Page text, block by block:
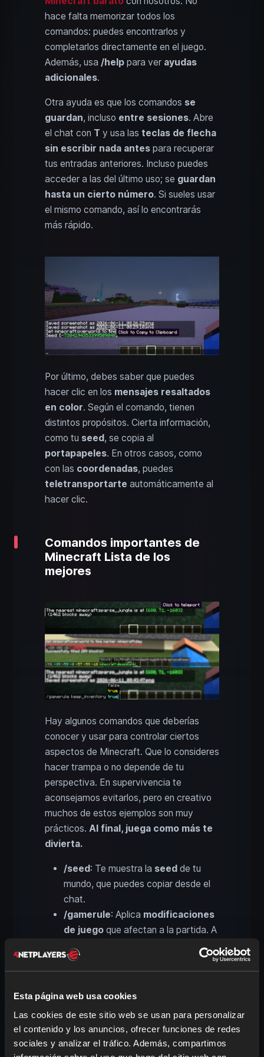
Esta página web usa cookies
Las cookies de este sitio web se usan para personalizar
el contenido y los anuncios, ofrecer funciones de redes
sociales y analizar el tráfico. Además, compartimos
hace falta memorizar todos los
comandos: puedes encontrarlos y
completarlos directamente en el juego.
Además, usa /help para ver ayudas
adicionales.
Otra ayuda es que los comandos se
guardan, incluso entre sesiones. Abre
el chat con T y usa las teclas de flecha
sin escribir nada antes para recuperar
tus entradas anteriores. Incluso puedes
acceder a las del último uso; se guardan
hasta un cierto número. Si sueles usar
el mismo comando, así lo encontrarás
más rápido.
Por último, debes saber que puedes
hacer clic en los mensajes resaltados
en color. Según el comando, tienen
distintos propósitos. Cierta información,
como tu seed, se copia al
portapapeles. En otros casos, como
con las coordenadas, puedes
teletransportarte automáticamente al
hacer clic.
Comandos importantes de
Minecraft Lista de los
mejores
Hay algunos comandos que deberías
conocer y usar para controlar ciertos
aspectos de Minecraft. Que lo consideres
hacer trampa o no depende de tu
perspectiva. En supervivencia te
aconsejamos evitarlos, pero en creativo
muchos de estos ejemplos son muy
prácticos. Al final, juega como más te
divierta.
/seed: Te muestra la seed de tu
mundo, que puedes copiar desde el
chat.
/gamerule: Aplica modificaciones
de juego que afectan a la partida. A
menudo se activan o desactivan con
true
/gamemode
: Cambia desde el chat
Espectador oAventura
Alternativamente, puedes cambiar
con
F3 + F4